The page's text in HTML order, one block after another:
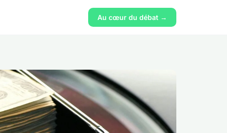
Au cœur du débat →